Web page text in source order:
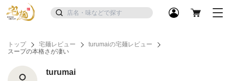
トップ 宅麺レビュー
turumaiの宅麺レビュー
スープの本格さが凄い
turumai